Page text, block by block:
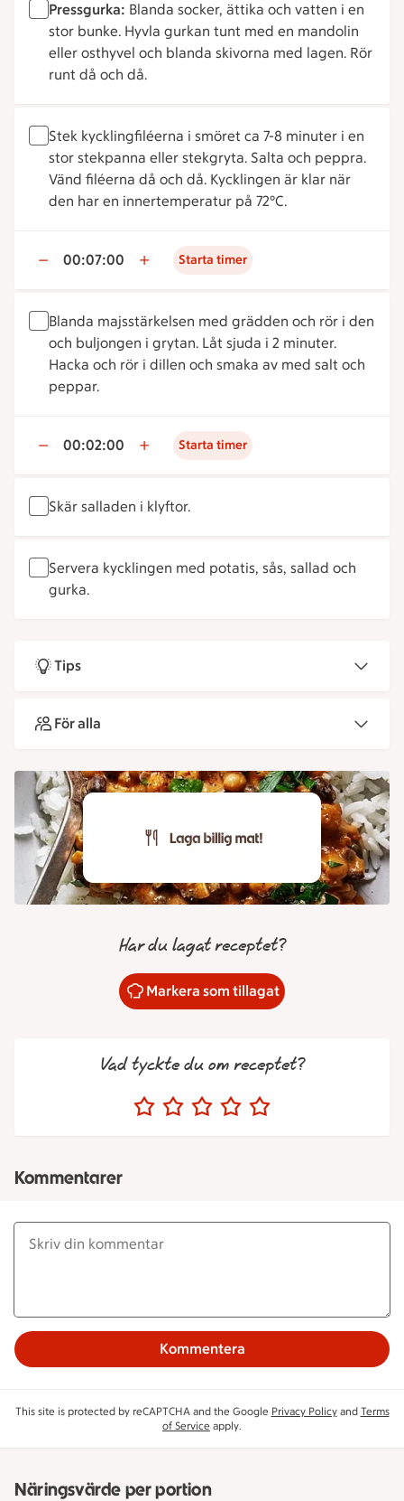
Pressgurka: Blanda socker, ättika och vatten i en
stor bunke. Hyvla gurkan tunt med en mandolin
eller osthyvel och blanda skivorna med lagen. Rör
runt då och då.
Stek kycklingfiléerna i smöret ca 7-8 minuter i en
stor stekpanna eller stekgryta. Salta och peppra.
Vänd filéerna då och då. Kycklingen är klar när
den har en innertemperatur på 72°C.
00:07:00 Starta timer
Blanda majsstärkelsen med grädden och rör i den
och buljongen i grytan. Låt sjuda i 2 minuter.
Hacka och rör i dillen och smaka av med salt och
peppar.
00:02:00 Starta timer
Skär salladen i klyftor.
Servera kycklingen med potatis, sås, sallad och
gurka.
Tips
För alla
Har du lagat receptet?
Markera som tillagat
Vad tyckte du om receptet?
Kommentarer
Kommentera
This site is protected by reCAPTCHA and the Google Privacy Policyand Terms
of Service apply.
Näringsvärde per portion